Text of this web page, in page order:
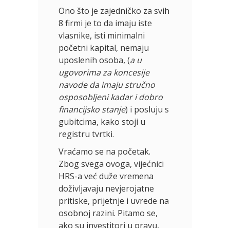
Ono što je zajedničko za svih
8 firmi je to da imaju iste
vlasnike, isti minimalni
početni kapital, nemaju
uposlenih osoba, (a u
ugovorima za koncesije
navode da imaju stručno
osposobljeni kadar i dobro
financijsko stanje) i posluju s
gubitcima, kako stoji u
registru tvrtki.
Vraćamo se na početak.
Zbog svega ovoga, vijećnici
HRS-a već duže vremena
doživljavaju nevjerojatne
pritiske, prijetnje i uvrede na
osobnoj razini. Pitamo se,
ako su investitori u pravu,